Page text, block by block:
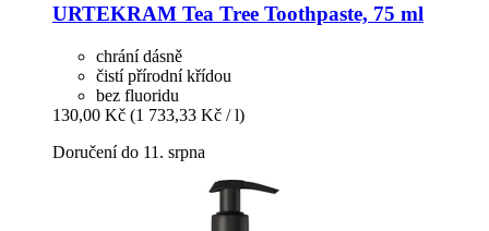
URTEKRAM Tea Tree Toothpaste, 75 ml
chrání dásně
čistí přírodní křídou
bez fluoridu
130,00 Kč (1 733,33 Kč / l)
Doručení do 11. srpna